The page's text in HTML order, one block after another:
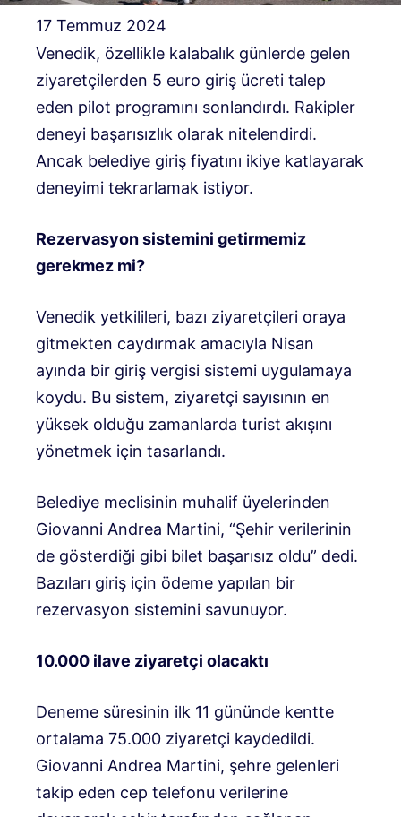
17 Temmuz 2024
Venedik, özellikle kalabalık günlerde gelen
ziyaretçilerden 5 euro giriş ücreti talep
eden pilot programını sonlandırdı. Rakipler
deneyi başarısızlık olarak nitelendirdi.
Ancak belediye giriş fiyatını ikiye katlayarak
deneyimi tekrarlamak istiyor.
Rezervasyon sistemini getirmemiz
gerekmez mi?
Venedik yetkilileri, bazı ziyaretçileri oraya
gitmekten caydırmak amacıyla Nisan
ayında bir giriş vergisi sistemi uygulamaya
koydu. Bu sistem, ziyaretçi sayısının en
yüksek olduğu zamanlarda turist akışını
yönetmek için tasarlandı.
Belediye meclisinin muhalif üyelerinden
Giovanni Andrea Martini, “Şehir verilerinin
de gösterdiği gibi bilet başarısız oldu” dedi.
Bazıları giriş için ödeme yapılan bir
rezervasyon sistemini savunuyor.
10.000 ilave ziyaretçi olacaktı
Deneme süresinin ilk 11 gününde kentte
ortalama 75.000 ziyaretçi kaydedildi.
Giovanni Andrea Martini, şehre gelenleri
takip eden cep telefonu verilerine